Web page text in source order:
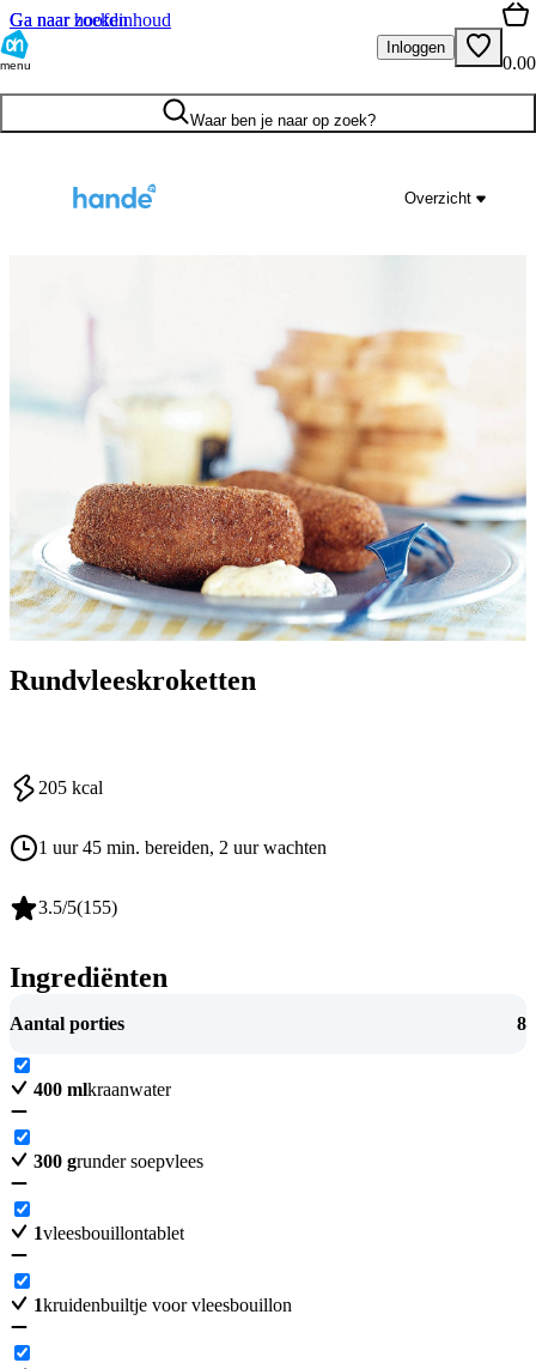
Ga naar hoofdinhoud
Ga naar zoeken
menu
Inloggen
0.00
Waar ben je naar op zoek?
Overzicht
Rundvleeskroketten
205 kcal
1 uur 45 min. bereiden, 2 uur wachten
3.5/5(155)
Ingrediënten
Aantal porties 8
400 mlkraanwater
300 grunder soepvlees
1vleesbouillontablet
1kruidenbuiltje voor vleesbouillon